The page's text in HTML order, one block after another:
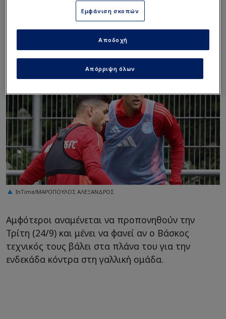
Η... κατάρα της Σεβίλλης, οι
λύσεις και το τίμημα που
πληρώνει ο Ολυμπιακός
InTime/ΜΑΡΟΠΟΥΛΟΣ ΑΛΕΞΑΝΔΡΟΣ
Αμφότεροι αναμένεται να προπονηθούν την
Τρίτη (24/9) και μένει να φανεί αν ο Βάσκος
τεχνικός τους βάλει στα πλάνα του για την
ενδεκάδα κόντρα στη γαλλική ομάδα.
Εμφάνιση σκοπών
Απόρριψη όλων
Αποδοχή